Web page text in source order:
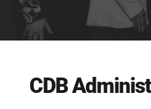
CDB